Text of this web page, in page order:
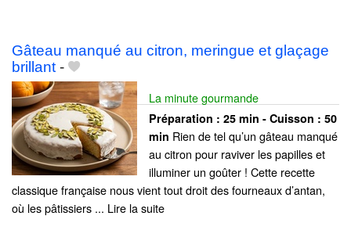
Gâteau manqué au citron, meringue et glaçage
brillant -
La minute gourmande
Préparation : 25 min - Cuisson : 50
min Rien de tel qu’un gâteau manqué
au citron pour raviver les papilles et
illuminer un goûter ! Cette recette
classique française nous vient tout droit des fourneaux d’antan,
où les pâtissiers ... Lire la suite